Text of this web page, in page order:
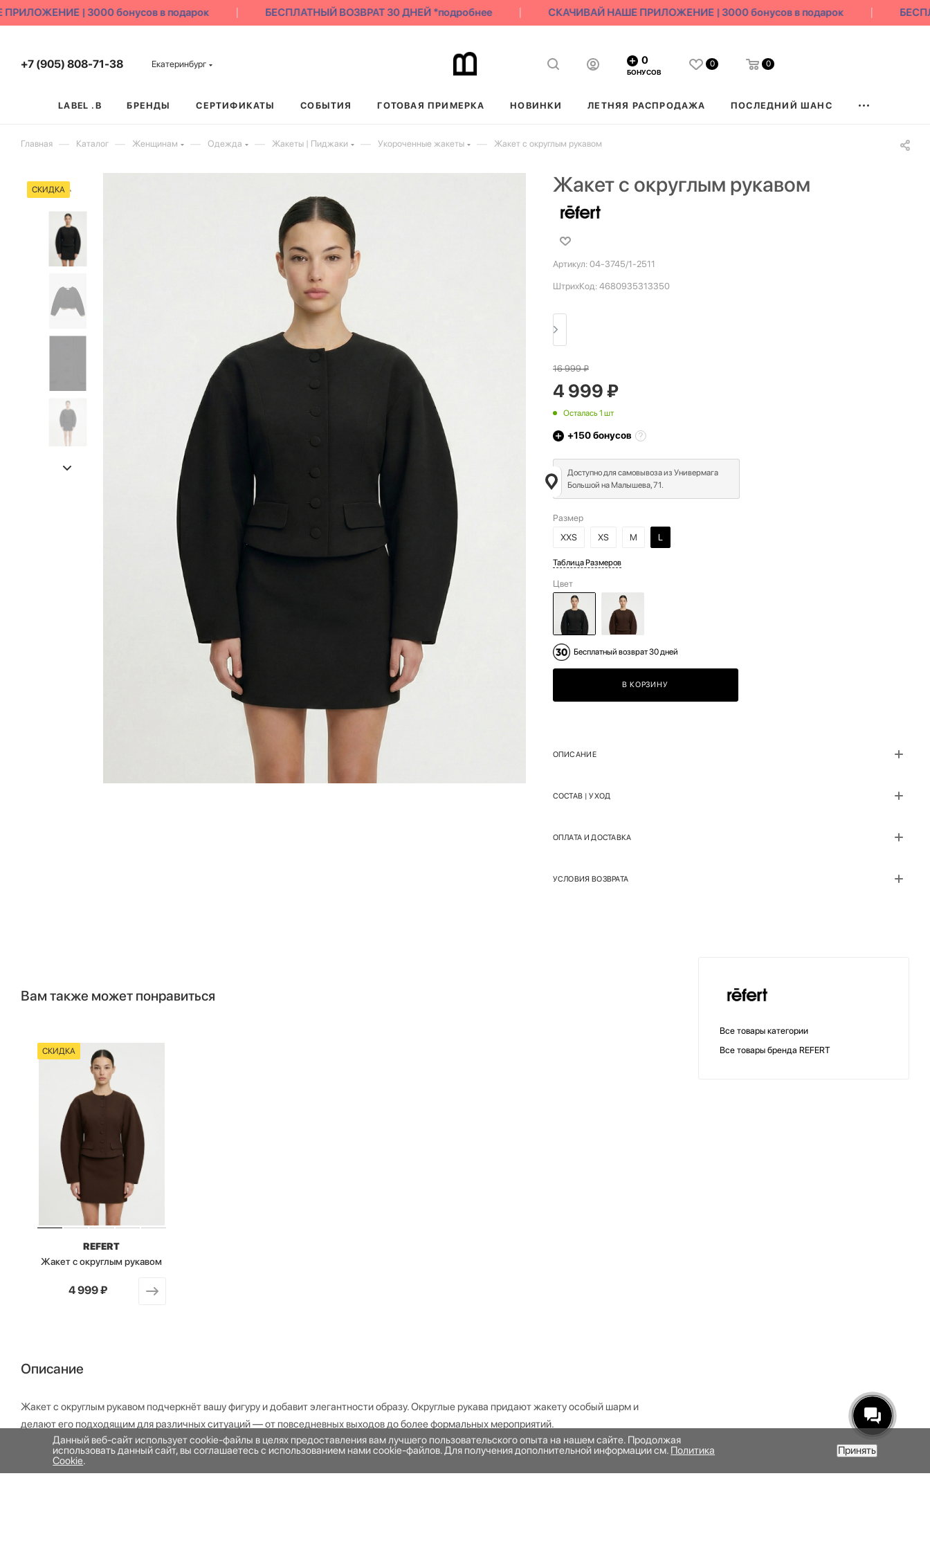
| 3000 бонусов в подарок БЕСПЛАТНЫЙ ВОЗВРАТ 30 ДНЕЙ *подробнее СКАЧИВАЙ НАШЕ ПРИЛОЖЕНИЕ | 3000 бонусов в подарок
+7 (905) 808-71-38 Екатеринбург 0
БОНУСОВ
0 0
LABEL .B БРЕНДЫ СЕРТИФИКАТЫ СОБЫТИЯ ГОТОВАЯ ПРИМЕРКА НОВИНКИ ЛЕТНЯЯ РАСПРОДАЖА ПОСЛЕДНИЙ ШАНС
Главная — Каталог — Женщинам — Одежда — Жакеты | Пиджаки — Укороченные жакеты — Жакет с округлым рукавом
СКИДКА Жакет с округлым рукавом
Артикул: 04-3745/1-2511
ШтрихКод: 4680935313350
16 999₽
4 999₽
Осталась 1 шт
+150бонусов
Доступно для самовывоза из Универмага
Большой на Малышева, 71.
Размер
XXS
XS M L
Таблица Размеров
Цвет
Бесплатный возврат 30 дней
В КОРЗИНУ
ОПИСАНИЕ
СОСТАВ | УХОД
ОПЛАТА И ДОСТАВКА
УСЛОВИЯ ВОЗВРАТА
Вам также может понравиться
СКИДКА
REFERT
Жакет с округлым рукавом
от4 999 ₽
Описание
Жакет с округлым рукавом подчеркнёт вашу фигуру и добавит элегантности образу. Округлые рукава придают жакету особый шарм и
делают его подходящим для различных ситуаций — от повседневных выходов до более формальных мероприятий.
Все товары категории
Все товары бренда REFERT
Данный веб-сайт использует cookie-файлы в целях предоставления вам лучшего пользовательского опыта на нашем сайте. Продолжая
использовать данный сайт, вы соглашаетесь с использованием нами cookie-файлов. Для получения дополнительной информации см. Политика
Cookie.
Принять